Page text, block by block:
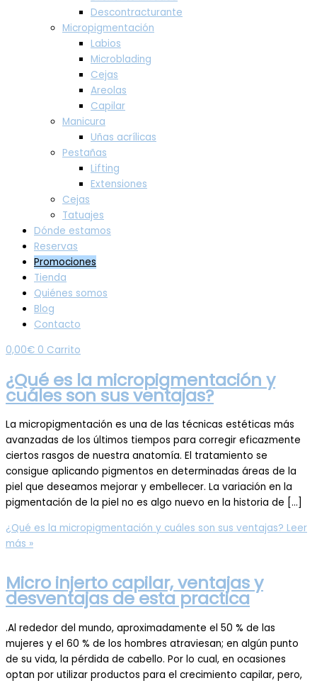
Descontracturante
Micropigmentación
Labios
Microblading
Cejas
Areolas
Capilar
Manicura
Uñas acrílicas
Pestañas
Lifting
Extensiones
Cejas
Tatuajes
Dónde estamos
Reservas
Promociones
Tienda
Quiénes somos
Blog
Contacto
0,00€ 0 Carrito
¿Qué es la micropigmentación y
cuáles son sus ventajas?
La micropigmentación es una de las técnicas estéticas más
avanzadas de los últimos tiempos para corregir eficazmente
ciertos rasgos de nuestra anatomía. El tratamiento se
consigue aplicando pigmentos en determinadas áreas de la
piel que deseamos mejorar y embellecer. La variación en la
pigmentación de la piel no es algo nuevo en la historia de […]
¿Qué es la micropigmentación y cuáles son sus ventajas? Leer
más »
Micro injerto capilar, ventajas y
desventajas de esta practica
.Al rededor del mundo, aproximadamente el 50 % de las
mujeres y el 60 % de los hombres atraviesan; en algún punto
de su vida, la pérdida de cabello. Por lo cual, en ocasiones
optan por utilizar productos para el crecimiento capilar, pero,